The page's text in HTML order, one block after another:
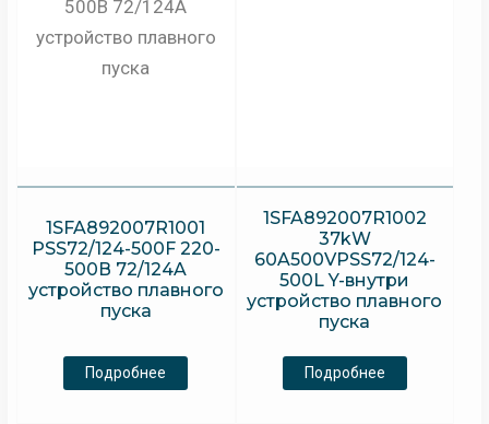
1SFA892007R1001
PSS72/124-500F 220-
500В 72/124A
устройство плавного
пуска
Подробнее
1SFA892007R1002
37kW
60A500VPSS72/124-
500L Y-внутри
устройство плавного
пуска
Подробнее